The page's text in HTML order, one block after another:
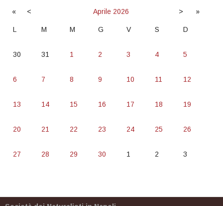
« < Aprile 2026 > »
L M M G V S D
30 31 1 2 3 4 5
6 7 8 9 10 11 12
13 14 15 16 17 18 19
20 21 22 23 24 25 26
27 28 29 30 1 2 3